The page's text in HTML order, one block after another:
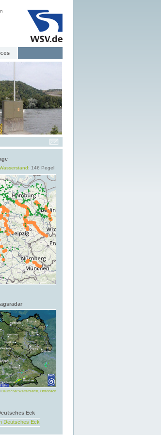
: 146 Pegel
Deutscher Wetterdienst, Offenbach
Eck